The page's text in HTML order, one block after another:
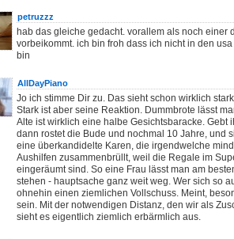
petruzzz
hab das gleiche gedacht. vorallem als noch einer
vorbeikommt. ich bin froh dass ich nicht in den
bin
AllDayPiano
Jo ich stimme Dir zu. Das sieht schon wirklich
Stark ist aber seine Reaktion. Dummbrote lässt
Alte ist wirklich eine halbe Gesichtsbaracke. Gebt
dann rostet die Bude und nochmal 10 Jahre, und
eine überkandidelte Karen, die irgendwelche
Aushilfen zusammenbrüllt, weil die Regale im
eingeräumt sind. So eine Frau lässt man am
stehen - hauptsache ganz weit weg. Wer sich so
ohnehin einen ziemlichen Vollschuss. Meint,
sein. Mit der notwendigen Distanz, den wir als
sieht es eigentlich ziemlich erbärmlich aus.